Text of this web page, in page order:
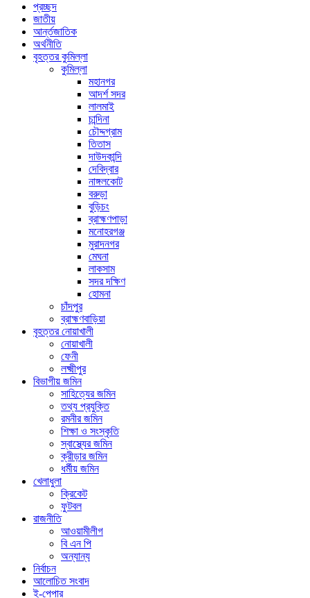
প্রচ্ছদ
জাতীয়
আর্ন্তজাতিক
অর্থনীতি
বৃহত্তর কুমিল্লা
কুমিল্লা
মহানগর
আদর্শ সদর
লালমাই
চান্দিনা
চৌদ্দগ্রাম
তিতাস
দাউদকান্দি
দেবিদ্বার
নাঙ্গলকোট
বরুড়া
বুড়িচং
ব্রাহ্মণপাড়া
মনোহরগঞ্জ
মুরাদনগর
মেঘনা
লাকসাম
সদর দক্ষিণ
হোমনা
চাঁদপুর
ব্রাহ্মণবাড়িয়া
বৃহত্তর নোয়াখালী
নোয়াখালী
ফেনী
লক্ষ্মীপুর
বিভাগীয় জমিন
সাহিত্যের জমিন
তথ্য প্রযুক্তি
রমনীর জমিন
শিক্ষা ও সংস্কৃতি
স্বাস্থ্যের জমিন
ক্রীড়ার জমিন
ধর্মীয় জমিন
খেলাধুলা
ক্রিকেট
ফুটবল
রাজনীতি
আওয়ামীলীগ
বি এন পি
অন্যান্য
নির্বাচন
আলোচিত সংবাদ
ই-পেপার